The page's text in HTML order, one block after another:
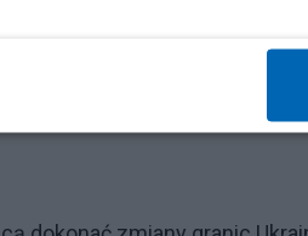
która stworzy wątpliwości w